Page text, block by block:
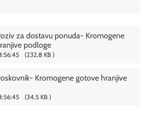
za dostavu ponuda- Kromogene
podloge
232,8 KB
Kromogene gotove hranjive
34,5 KB